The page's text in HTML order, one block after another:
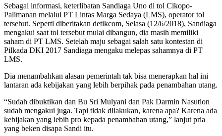
Sebagai informasi, keterlibatan Sandiaga Uno di tol Cikopo-
Palimanan melalui PT Lintas Marga Sedaya (LMS), operator tol
tersebut. Seperti diberitakan detikcom, Selasa (12/6/2018), Sandiaga
mengakui saat tol tersebut mulai dibangun, dia masih memiliki
saham di PT LMS. Setelah maju sebagai salah satu kontestan di
Pilkada DKI 2017 Sandiaga mengaku melepas sahamnya di PT
LMS.
Dia menambahkan alasan pemerintah tak bisa menerapkan hal ini
lantaran ada kebijakan yang lebih berpihak pada penambahan utang.
“Sudah dibuktikan dan Bu Sri Mulyani dan Pak Darmin Nasution
sudah mengakui juga. Tapi tidak dilakukan, karena apa? Karena ada
kebijakan yang lebih pro kepada penambahan utang,” lanjut pria
yang beken disapa Sandi itu.